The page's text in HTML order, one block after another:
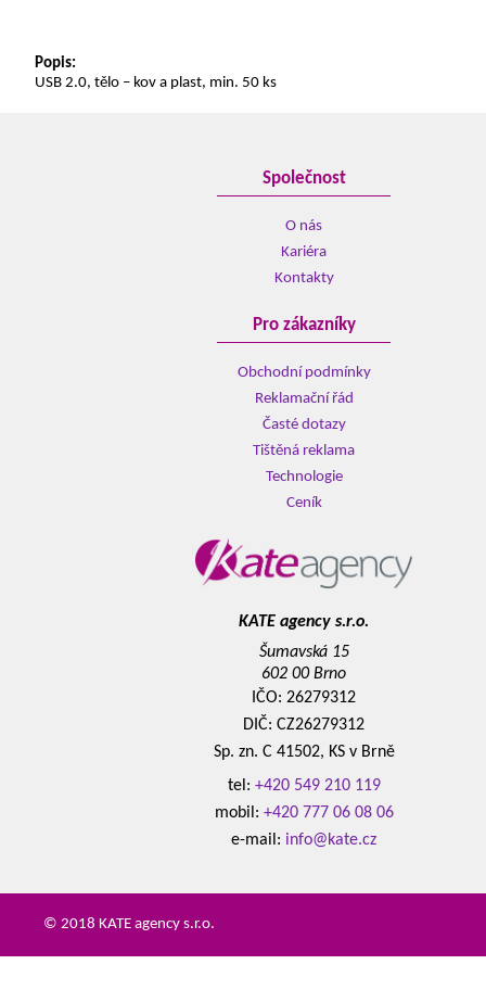
Popis:
USB 2.0, tělo – kov a plast, min. 50 ks
Společnost
O nás
Kariéra
Kontakty
Pro zákazníky
Obchodní podmínky
Reklamační řád
Časté dotazy
Tištěná reklama
Technologie
Ceník
KATE agency s.r.o.
Šumavská 15
602 00 Brno
IČO: 26279312
DIČ: CZ26279312
Sp. zn. C 41502, KS v Brně
tel: +420 549 210 119
mobil: +420 777 06 08 06
e-mail: info@kate.cz
© 2018 KATE agency s.r.o.